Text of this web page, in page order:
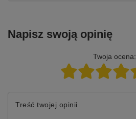
Napisz swoją opinię
Twoja ocena:
Treść twojej opinii